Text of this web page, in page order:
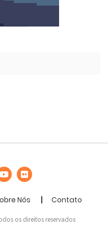
Nós Contato
os direitos reservados